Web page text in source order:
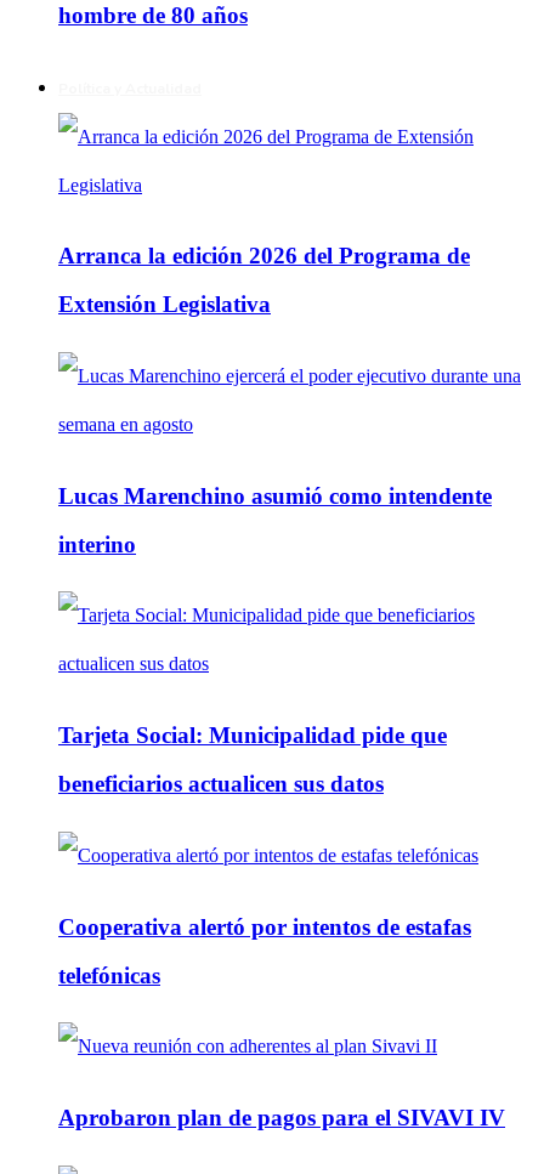
hombre de 80 años
Arranca la edición 2026 del Programa de
Extensión Legislativa
Lucas Marenchino asumió como intendente
interino
Tarjeta Social: Municipalidad pide que
beneficiarios actualicen sus datos
Cooperativa alertó por intentos de estafas
telefónicas
Aprobaron plan de pagos para el SIVAVI IV